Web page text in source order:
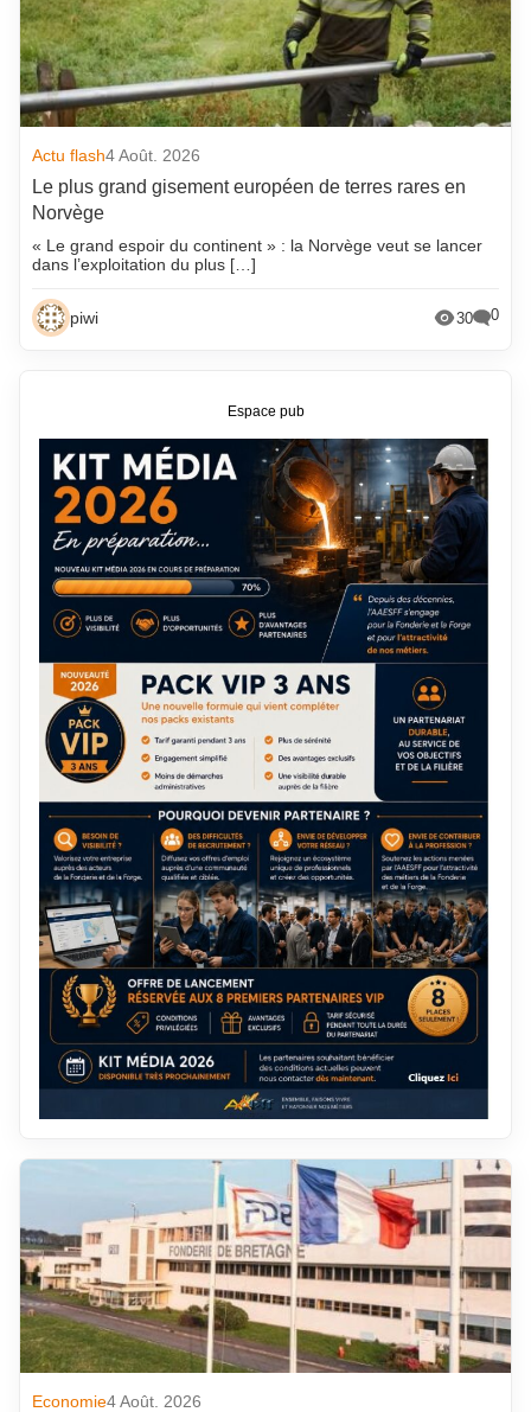
Actu flash4 Août. 2026
Le plus grand gisement européen de terres rares en
Norvège
« Le grand espoir du continent » : la Norvège veut se lancer
dans l’exploitation du plus […]
piwi 30 0
Economie4 Août. 2026
Espace pub